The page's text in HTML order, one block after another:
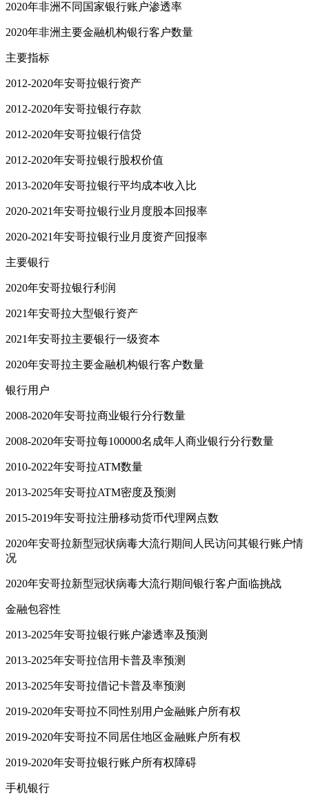
2020年非洲不同国家银行账户渗透率
2020年非洲主要金融机构银行客户数量
主要指标
2012-2020年安哥拉银行资产
2012-2020年安哥拉银行存款
2012-2020年安哥拉银行信贷
2012-2020年安哥拉银行股权价值
2013-2020年安哥拉银行平均成本收入比
2020-2021年安哥拉银行业月度股本回报率
2020-2021年安哥拉银行业月度资产回报率
主要银行
2020年安哥拉银行利润
2021年安哥拉大型银行资产
2021年安哥拉主要银行一级资本
2020年安哥拉主要金融机构银行客户数量
银行用户
2008-2020年安哥拉商业银行分行数量
2008-2020年安哥拉每100000名成年人商业银行分行数量
2010-2022年安哥拉ATM数量
2013-2025年安哥拉ATM密度及预测
2015-2019年安哥拉注册移动货币代理网点数
2020年安哥拉新型冠状病毒大流行期间人民访问其银行账户情
况
2020年安哥拉新型冠状病毒大流行期间银行客户面临挑战
金融包容性
2013-2025年安哥拉银行账户渗透率及预测
2013-2025年安哥拉信用卡普及率预测
2013-2025年安哥拉借记卡普及率预测
2019-2020年安哥拉不同性别用户金融账户所有权
2019-2020年安哥拉不同居住地区金融账户所有权
2019-2020年安哥拉银行账户所有权障碍
手机银行